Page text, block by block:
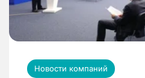
Новости компаний